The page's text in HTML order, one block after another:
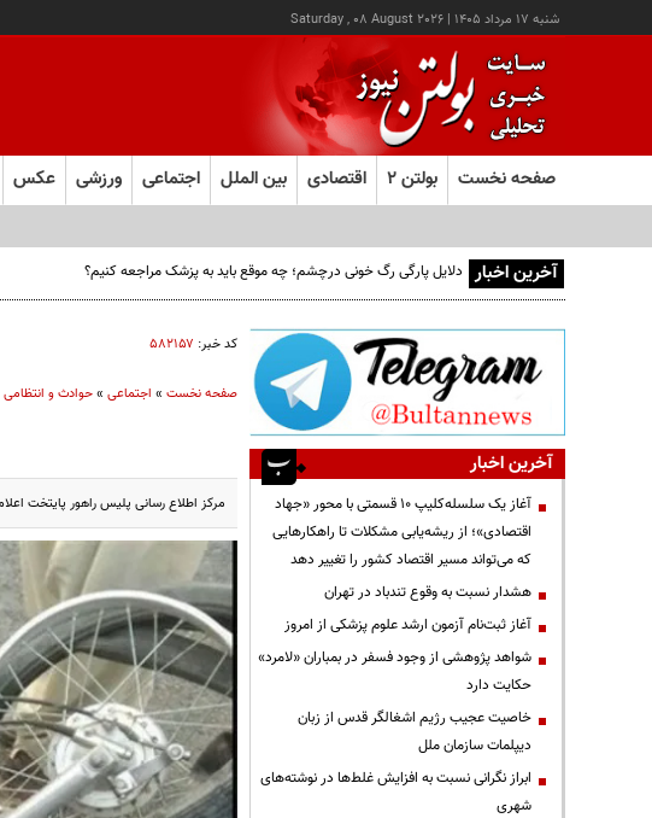
شنبه ۱۷ مرداد ۱۴۰۵ |
Saturday , 08 August 2026
صفحه نخست بولتن ۲ اقتصادی بین الملل اجتماعی ورزشی عکس
آخرین اخبار دلایل پارگی رگ خونی درچشم؛ چه موقع باید به پزشک مراجعه کنیم؟
کد خبر: ۵۸۲۱۵۷
صفحه نخست» اجتماعی»حوادث و انتظامی
مرکز اطلاع رسانی پلیس راهور پایتخت اعلام کرد که روز گذشته (شنبه) یک کودک
آخرین اخبار
آغاز یک سلسله‌کلیپ ۱۰ قسمتی با محور «جهاد
اقتصادی»؛ از ریشه‌یابی مشکلات تا راهکارهایی
که می‌تواند مسیر اقتصاد کشور را تغییر دهد
هشدار نسبت به وقوع تندباد در تهران
آغاز ثبت‌نام آزمون ارشد علوم پزشکی از امروز
شواهد پژوهشی از وجود فسفر در بمباران «لامرد»
حکایت دارد
خاصیت عجیب رژیم اشغالگر قدس از زبان
دیپلمات سازمان ملل
ابراز نگرانی نسبت به افزایش غلط‌ها در نوشته‌های
شهری